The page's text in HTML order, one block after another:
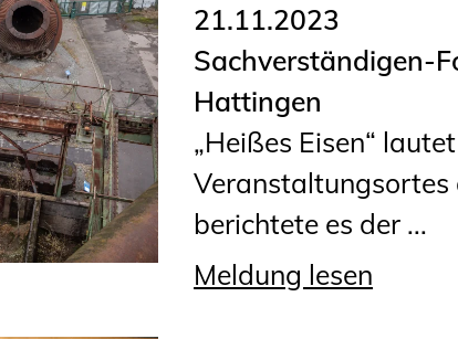
Stellenbörse
Staatlich
Sachverständige
Öffentlich
vereidigte
Qualifizierte
21.11.2023
Sachverständigen-
Hattingen
„Heißes Eisen“
Veranstaltungsortes
berichtete es der ...
Meldung lesen